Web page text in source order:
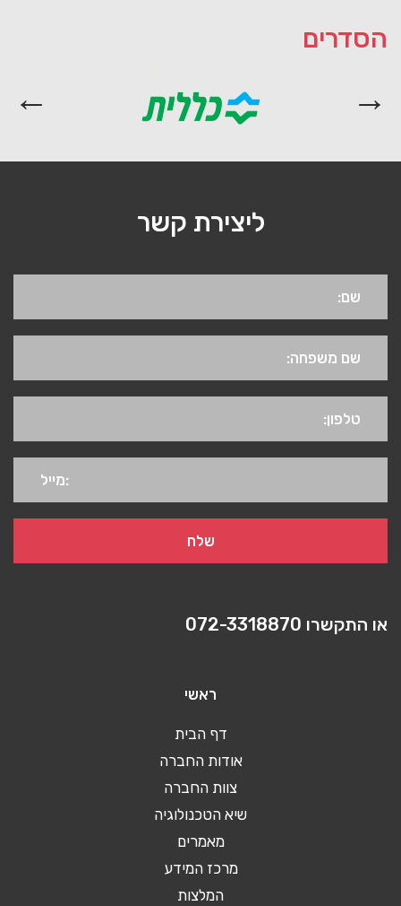
הסדרים
ליצירת קשר
או התקשרו 072-3318870
ראשי
דף הבית
אודות החברה
צוות החברה
שיא הטכנולוגיה
מאמרים
מרכז המידע
המלצות